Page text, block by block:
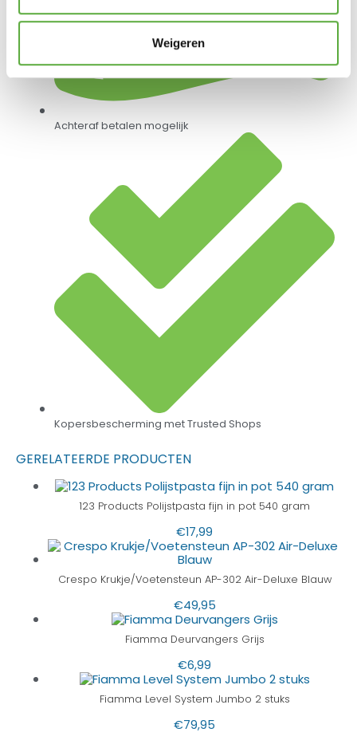
Weigeren
Achteraf betalen mogelijk
Kopersbescherming met Trusted Shops
GERELATEERDE PRODUCTEN
123 Products Polijstpasta fijn in pot 540 gram
€17,99
Crespo Krukje/Voetensteun AP-302 Air-Deluxe Blauw
€49,95
Fiamma Deurvangers Grijs
€6,99
Fiamma Level System Jumbo 2 stuks
€79,95